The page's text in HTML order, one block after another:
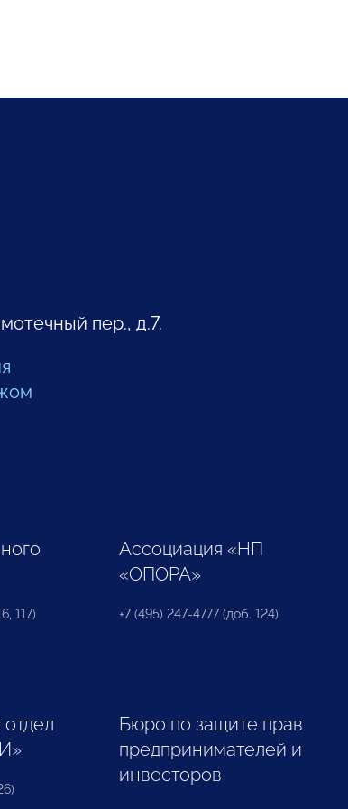
пер., д.7.
117)
Ассоциация «НП
«ОПОРА»
+7 (495) 247-4777 (доб. 124)
Бюро по защите прав
предпринимателей и
инвесторов